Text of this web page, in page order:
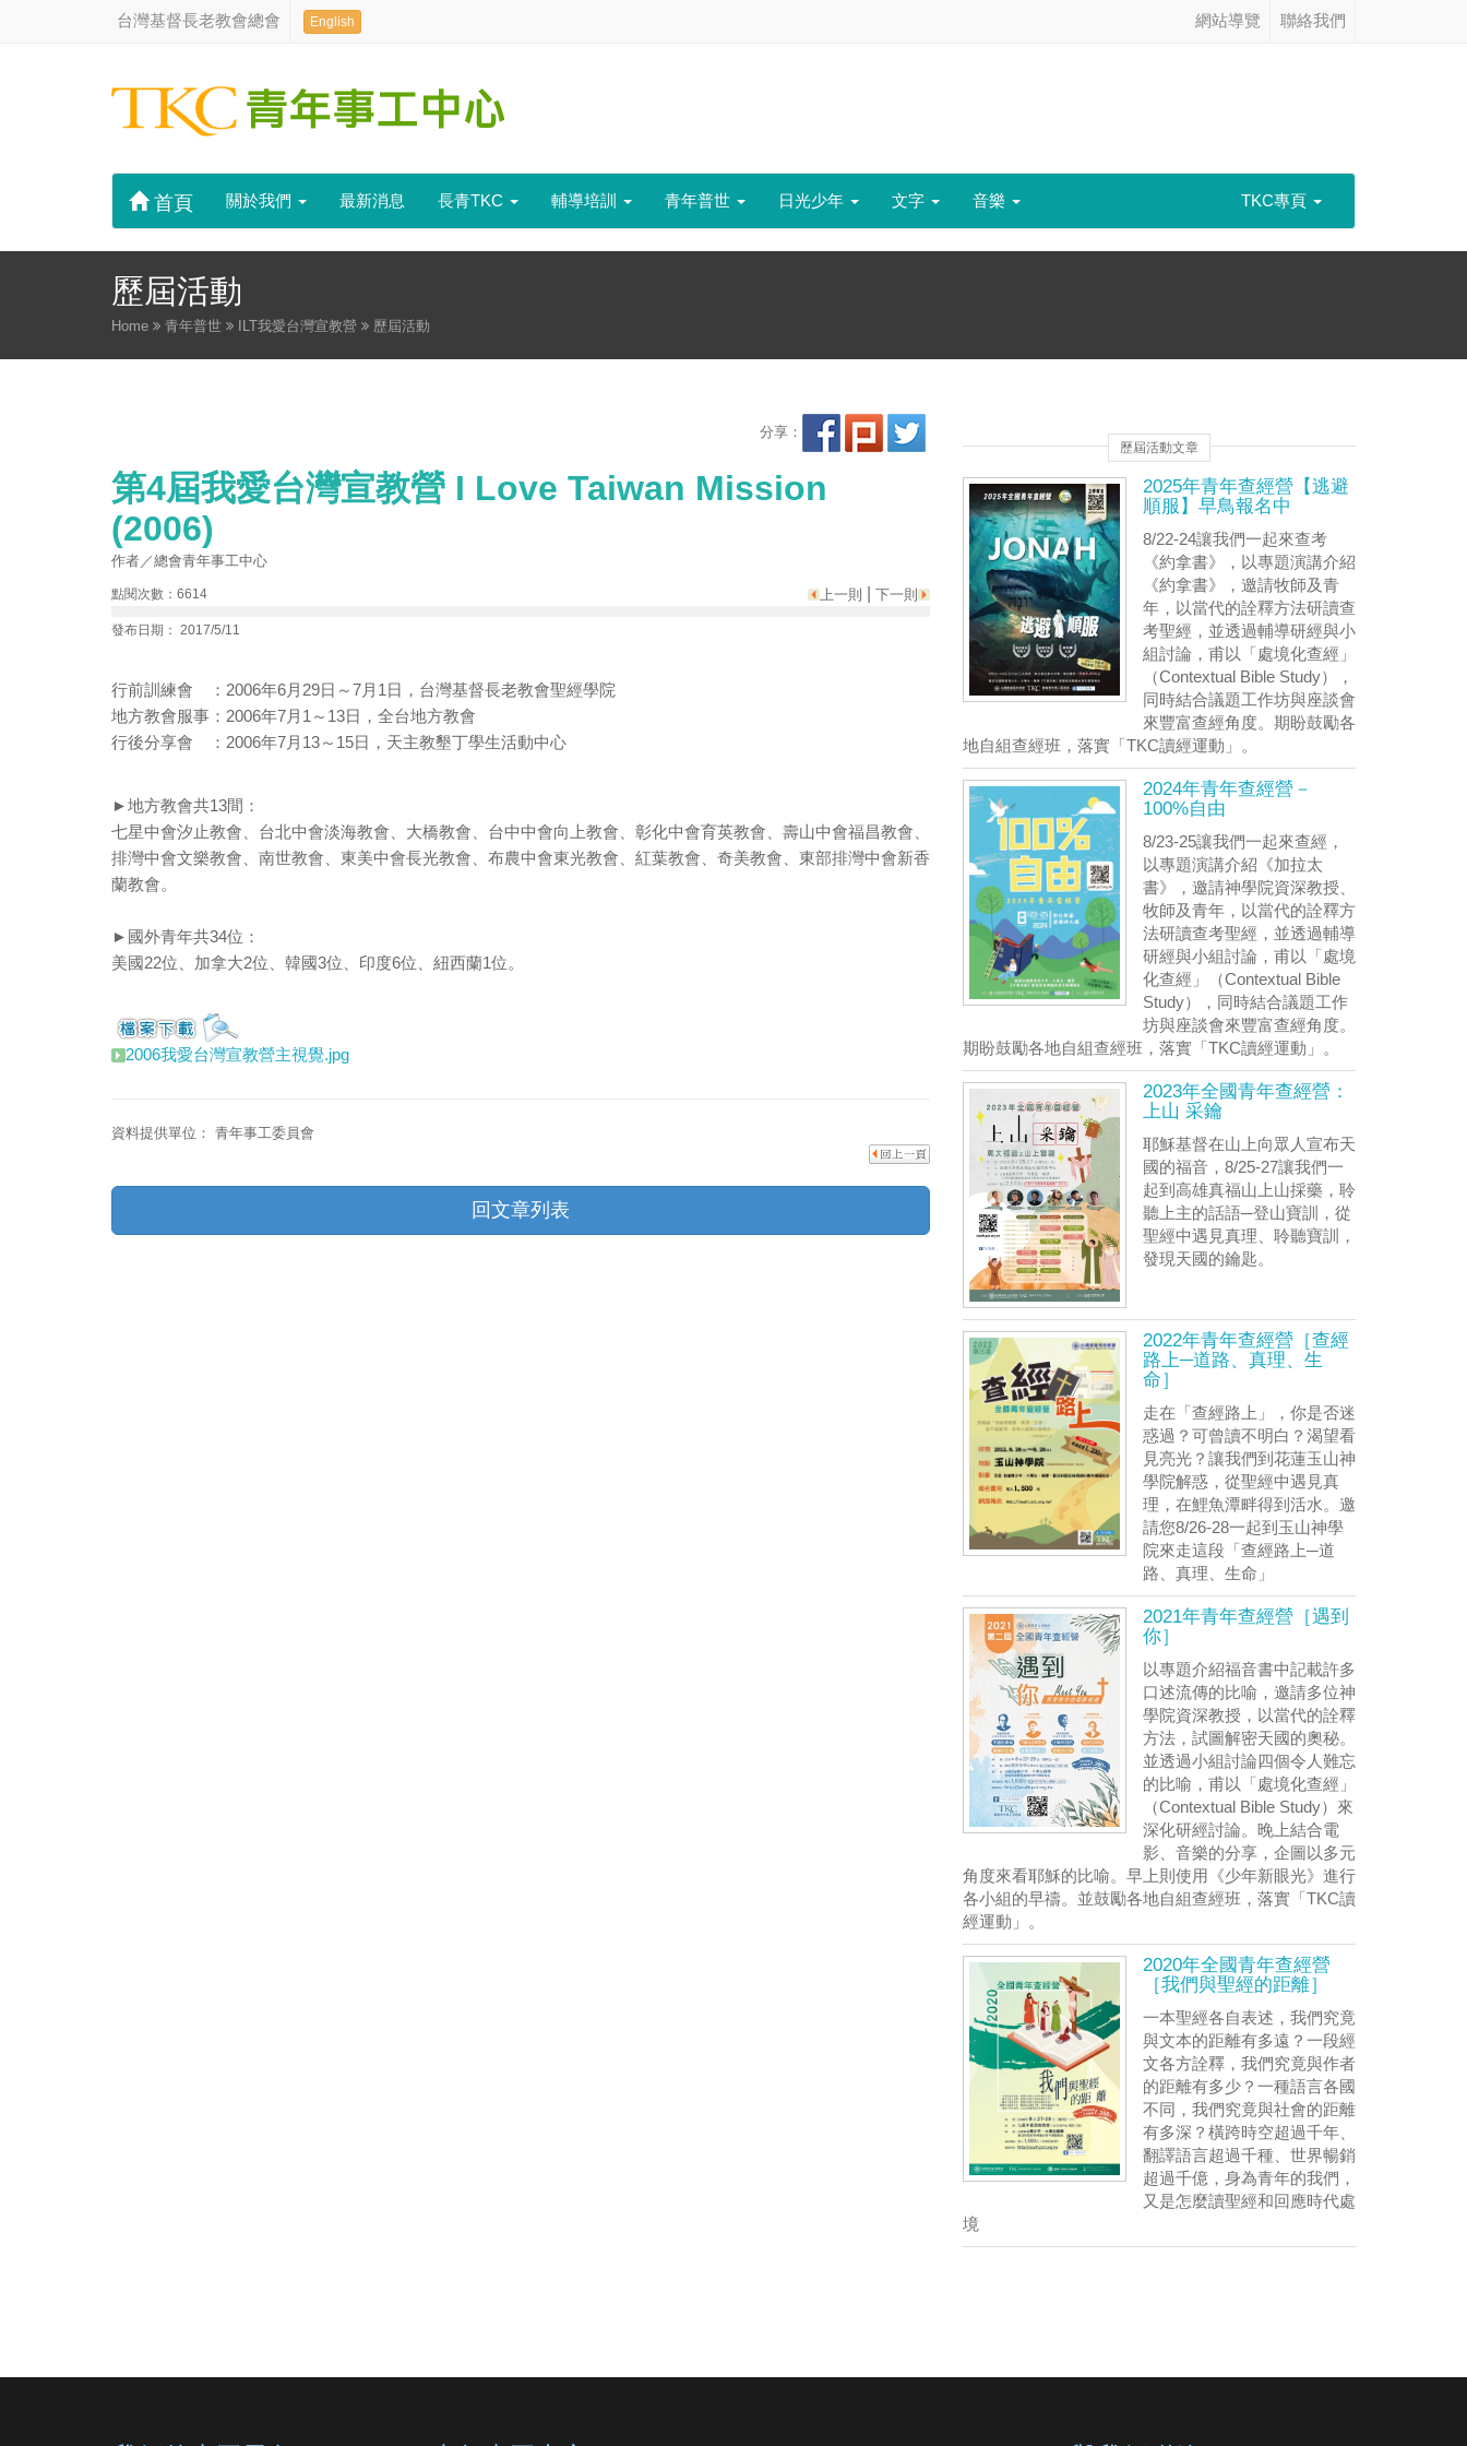
台灣基督長老教會總會 English 網站導覽 聯絡我們
首頁 關於我們 最新消息 長青TKC 輔導培訓 青年普世 日光少年 文字 音樂 TKC專頁
歷屆活動
Home 青年普世 ILT我愛台灣宣教營 歷屆活動
分享：
第4屆我愛台灣宣教營 I Love Taiwan Mission
(2006)
作者／總會青年事工中心
點閱次數：6614 上一則 下一則
發布日期： 2017/5/11
行前訓練會 ：2006年6月29日～7月1日，台灣基督長老教會聖經學院
地方教會服事：2006年7月1～13日，全台地方教會
行後分享會 ：2006年7月13～15日，天主教墾丁學生活動中心
►地方教會共13間：
七星中會汐止教會、台北中會淡海教會、大橋教會、台中中會向上教會、彰化中會育英教會、壽山中會福昌教會、
排灣中會文樂教會、南世教會、東美中會長光教會、布農中會東光教會、紅葉教會、奇美教會、東部排灣中會新香
蘭教會。
►國外青年共34位：
美國22位、加拿大2位、韓國3位、印度6位、紐西蘭1位。
2006我愛台灣宣教營主視覺.jpg
資料提供單位： 青年事工委員會
回文章列表
歷屆活動文章
2025年青年查經營【逃避
順服】早鳥報名中
8/22-24讓我們一起來查考
《約拿書》，以專題演講介紹
《約拿書》，邀請牧師及青
年，以當代的詮釋方法研讀查
考聖經，並透過輔導研經與小
組討論，甫以「處境化查經」
（Contextual Bible Study），
同時結合議題工作坊與座談會
來豐富查經角度。期盼鼓勵各
地自組查經班，落實「TKC讀經運動」。
2024年青年查經營－
100%自由
8/23-25讓我們一起來查經，
以專題演講介紹《加拉太
書》，邀請神學院資深教授、
牧師及青年，以當代的詮釋方
法研讀查考聖經，並透過輔導
研經與小組討論，甫以「處境
化查經」（Contextual Bible
Study），同時結合議題工作
坊與座談會來豐富查經角度。
期盼鼓勵各地自組查經班，落實「TKC讀經運動」。
2023年全國青年查經營：
上山 采鑰
耶穌基督在山上向眾人宣布天
國的福音，8/25-27讓我們一
起到高雄真福山上山採藥，聆
聽上主的話語─登山寶訓，從
聖經中遇見真理、聆聽寶訓，
發現天國的鑰匙。
2022年青年查經營［查經
路上─道路、真理、生
命］
走在「查經路上」，你是否迷
惑過？可曾讀不明白？渴望看
見亮光？讓我們到花蓮玉山神
學院解惑，從聖經中遇見真
理，在鯉魚潭畔得到活水。邀
請您8/26-28一起到玉山神學
院來走這段「查經路上─道
路、真理、生命」
2021年青年查經營［遇到
你］
以專題介紹福音書中記載許多
口述流傳的比喻，邀請多位神
學院資深教授，以當代的詮釋
方法，試圖解密天國的奧秘。
並透過小組討論四個令人難忘
的比喻，甫以「處境化查經」
（Contextual Bible Study）來
深化研經討論。晚上結合電
影、音樂的分享，企圖以多元
角度來看耶穌的比喻。早上則使用《少年新眼光》進行
各小組的早禱。並鼓勵各地自組查經班，落實「TKC讀
經運動」。
2020年全國青年查經營
［我們與聖經的距離］
一本聖經各自表述，我們究竟
與文本的距離有多遠？一段經
文各方詮釋，我們究竟與作者
的距離有多少？一種語言各國
不同，我們究竟與社會的距離
有多深？橫跨時空超過千年、
翻譯語言超過千種、世界暢銷
超過千億，身為青年的我們，
又是怎麼讀聖經和回應時代處
境